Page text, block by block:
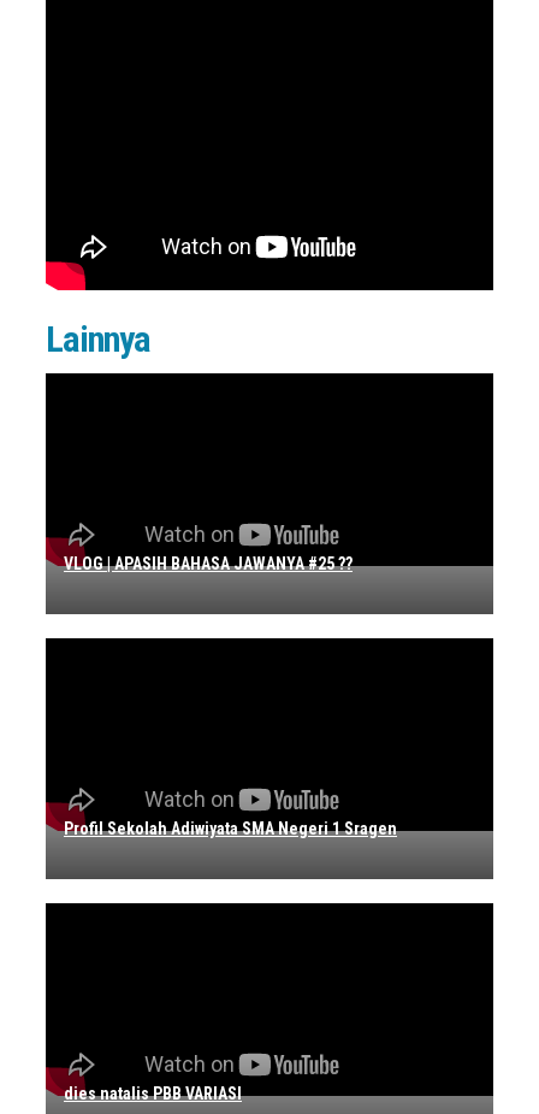
Lainnya
VLOG | APASIH BAHASA JAWANYA #25 ??
Profil Sekolah Adiwiyata SMA Negeri 1 Sragen
dies natalis PBB VARIASI